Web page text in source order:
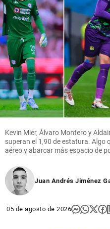
Kevin Mier, Álvaro Montero y
superan el 1,90 de estatura. Algo
aéreo y abarcar más espacio de
Juan Andrés Jiménez
05 de agosto de 2026